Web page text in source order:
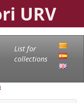
URV
List for
collections